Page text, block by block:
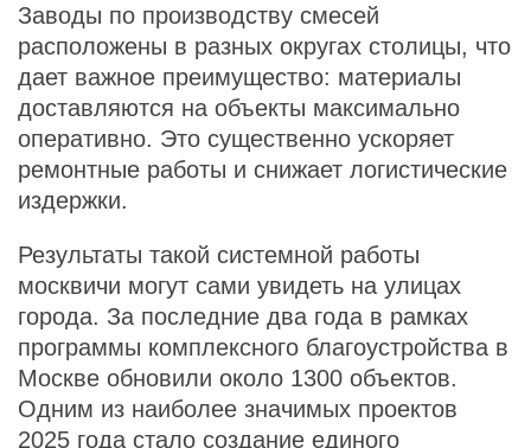
Заводы по производству смесей
расположены в разных округах столицы, что
дает важное преимущество: материалы
доставляются на объекты максимально
оперативно. Это существенно ускоряет
ремонтные работы и снижает логистические
издержки.
Результаты такой системной работы
москвичи могут сами увидеть на улицах
города. За последние два года в рамках
программы комплексного благоустройства в
Москве обновили около 1300 объектов.
Одним из наиболее значимых проектов
2025 года стало создание единого